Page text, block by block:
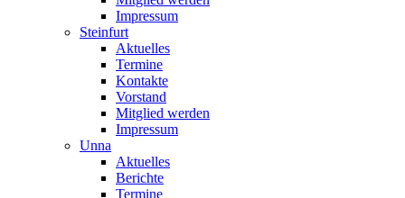
Impressum
Steinfurt
Aktuelles
Termine
Kontakte
Vorstand
Mitglied werden
Impressum
Unna
Aktuelles
Berichte
Termine